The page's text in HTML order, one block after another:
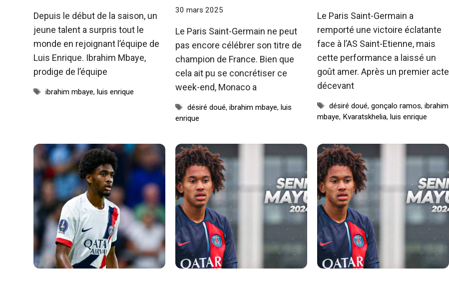
Depuis le début de la saison, un
jeune talent a surpris tout le
monde en rejoignant l’équipe de
Luis Enrique. Ibrahim Mbaye,
prodige de l’équipe
Étiquettes
ibrahim mbaye,luis enrique
30 mars 2025
Le Paris Saint-Germain ne peut
pas encore célébrer son titre de
champion de France. Bien que
cela ait pu se concrétiser ce
week-end, Monaco a
Étiquettes
désiré doué,ibrahim mbaye,luis
enrique
Le Paris Saint-Germain a
remporté une victoire éclatante
face à l’AS Saint-Etienne, mais
cette performance a laissé un
goût amer. Après un premier acte
décevant
Étiquettes
désiré doué,gonçalo ramos,ibrahim
mbaye, Kvaratskhelia, luis enrique